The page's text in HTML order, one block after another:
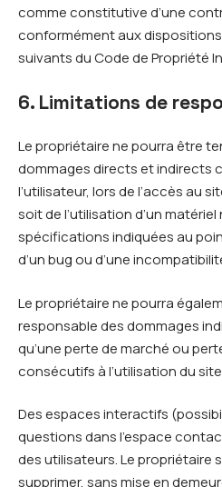
comme constitutive d’une
conformément aux
suivants du Code de Propriété
6. Limitations de
Le propriétaire ne pourra être
dommages directs et indirects
l’utilisateur, lors de l’accès au
soit de l’utilisation d’un
spécifications indiquées au
d’un bug ou d’une
Le propriétaire ne pourra
responsable des dommages
qu’une perte de marché ou
consécutifs à l’utilisation du
Des espaces interactifs
questions dans l’espace
des utilisateurs. Le propriétaire
supprimer, sans mise en